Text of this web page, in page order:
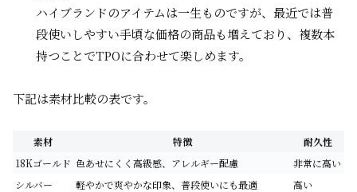
ハイブランドのアイテムは一生ものですが、最近では普
段使いしやすい手頃な価格の商品も増えており、複数本
持つことでTPOに合わせて楽しめます。
下記は素材比較の表です。
素材 特徴
耐久性
18Kゴールド 色あせにくく高級感、アレルギー配慮
非常に高い
シルバー
軽やかで爽やかな印象、普段使いにも最適
高い